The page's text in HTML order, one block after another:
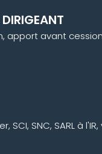
apport avant
SCI, SNC, SARL à